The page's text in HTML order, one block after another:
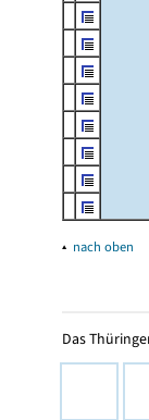
▴ nach oben
Das